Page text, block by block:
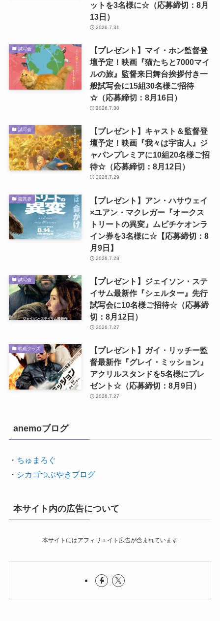
ットを3名様に☆（応募締切：8月
13日）
2026.7.31
試写会
【プレゼント】マイ・ホン監督登
壇予定！映画『猫たちと7000マイ
ルの旅』監督来日舞台挨拶付き一
般試写会に15組30名様ご招待
☆（応募締切：8月16日）
2026.7.30
試写会
【プレゼント】キャスト＆監督登
壇予定！映画『我々は宇宙人』ジ
ャパンプレミアに10組20名様ご招
待☆（応募締切：8月12日）
2026.7.29
鑑賞券
【プレゼント】アン・ハサウェイ
×ユアン・マクレガー『オークス
トリートの異変』ムビチケオンラ
イン券を3名様に☆【応募締切：8
月9日】
2026.7.28
試写会
【プレゼント】ジェイソン・ステ
イサム最新作『シェルター』先行
試写会に10名様ご招待☆（応募締
切：8月12日）
2026.7.27
映画グッズ
【プレゼント】ガイ・リッチー監
督最新作『グレイ・ミッション』
アクリルスタンドを5名様にプレ
ゼント☆（応募締切：8月9日）
2026.7.27
anemoブログ
・ ちゅまろぐ
・ シカゴつぶやきブログ
本サイト内の広告について
本サイトにはアフィリエイト広告が含まれています